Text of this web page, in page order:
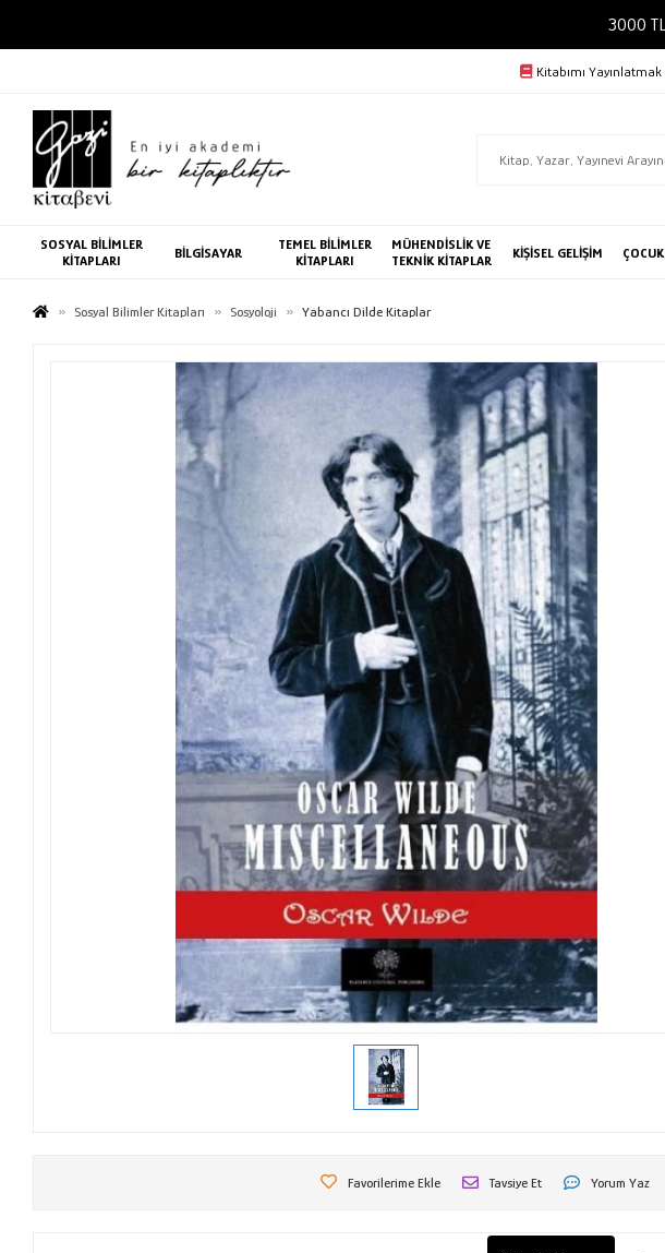
3000
Kitabımı
SOSYAL BİLİMLER
KİTAPLARI
BİLGİSAYAR
TEMEL BİLİMLER
KİTAPLARI
MÜHENDİSLİK VE
TEKNİK KİTAPLAR
KİŞİSEL GELİŞİM
Sosyal Bilimler Kitapları Sosyoloji Yabancı Dilde Kitaplar
Favorilerime Ekle Tavsiye Et Yorum Yaz